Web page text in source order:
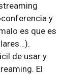
y
es que es
de usar y
El